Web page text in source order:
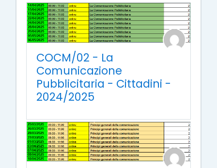
COCM/02 - La
Comunicazione
Pubblicitaria - Cittadini -
2024/2025